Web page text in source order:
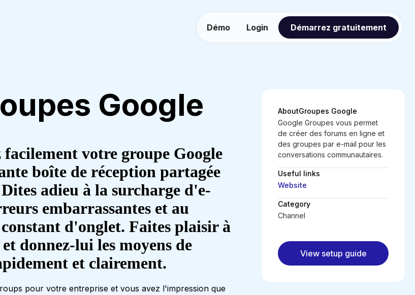
Démo Login Démarrez gratuitement
Google
facilement votre groupe Google
boîte de réception partagée
adieu à la surcharge d'e-
embarrassantes et au
d'onglet. Faites plaisir à
donnez-lui les moyens de
et clairement.
pour votre entreprise et vous avez l'impression que
AboutGroupes Google
Google Groupes vous permet
de créer des forums en ligne et
des groupes par e-mail pour les
conversations communautaires.
Useful links
Website
Category
Channel
View setup guide